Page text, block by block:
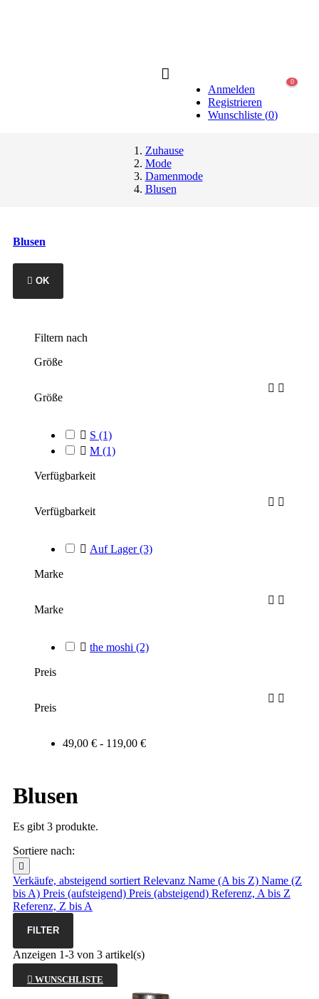
Anmelden
Registrieren
Wunschliste (0)
0
Zuhause
Mode
Damenmode
Blusen
Blusen
 OK
Filtern nach
Größe
Größe
 
 S (1)
 M (1)
Verfügbarkeit
Verfügbarkeit
 
 Auf Lager(3)
Marke
Marke
 
 the moshi (2)
Preis
Preis
 
49,00 € - 119,00 €
Blusen
Es gibt 3 produkte.
Sortiere nach:

Verkäufe, absteigend sortiert Relevanz Name (A bis Z) Name (Z
bis A) Preis (aufsteigend) Preis (absteigend) Referenz, A bis Z
Referenz, Z bis A
FILTER
Anzeigen 1-3 von 3 artikel(s)
 WUNSCHLISTE